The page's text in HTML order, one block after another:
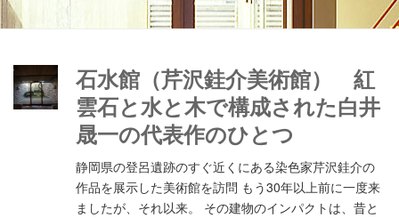
石水館（芹沢銈介美術館） 紅
雲石と水と木で構成された白井
晟一の代表作のひとつ
静岡県の登呂遺跡のすぐ近くにある染色家芹沢銈介の
作品を展示した美術館を訪問 もう30年以上前に一度来
ましたが、それ以来。 その建物のインパクトは、昔と